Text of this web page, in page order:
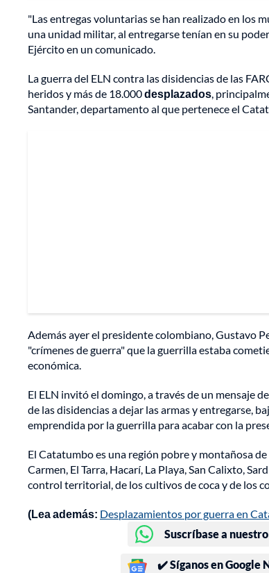
"Las entregas voluntarias se han realizado en los
una unidad militar, al entregarse tenían en su
Ejército en un comunicado.
La guerra del ELN contra las disidencias de las
heridos y más de 18.000desplazados,
Santander, departamento al que pertenece el
Además ayer el presidente colombiano, Gustavo
"crímenes de guerra" que la guerrilla estaba
económica.
El ELN invitó el domingo, a través de un mensaje
de las disidencias a dejar las armas y entregarse,
emprendida por la guerrilla para acabar con la
El Catatumbo es una región pobre y montañosa
Carmen, El Tarra, Hacarí, La Playa, San Calixto,
control territorial, de los cultivos de coca y de los
(Lea además: Desplazamientos por guerra en
Suscríbase a
✔️ Síganos en Google